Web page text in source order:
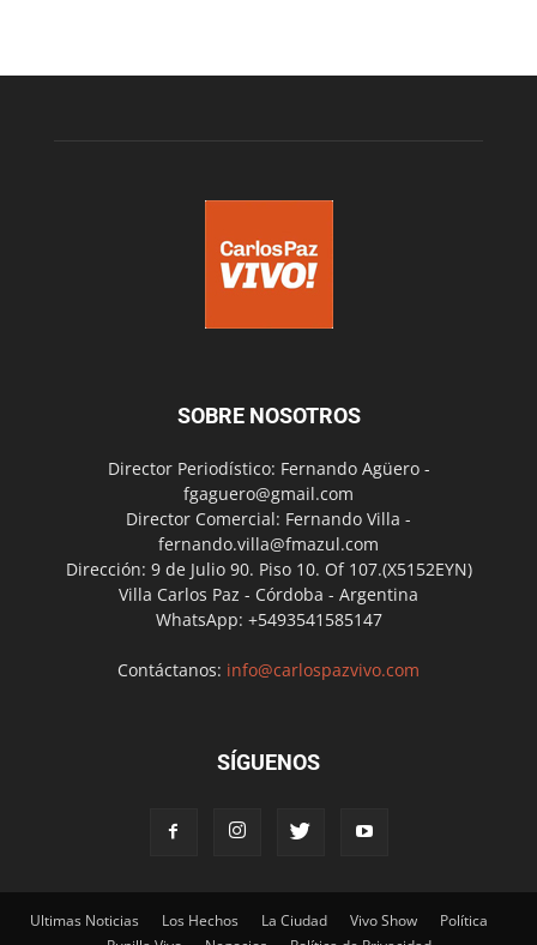
SOBRE NOSOTROS
Director Periodístico: Fernando Agüero -
fgaguero@gmail.com
Director Comercial: Fernando Villa -
fernando.villa@fmazul.com
Dirección: 9 de Julio 90. Piso 10. Of 107.(X5152EYN)
Villa Carlos Paz - Córdoba - Argentina
WhatsApp: +5493541585147
Contáctanos: info@carlospazvivo.com
SÍGUENOS
Ultimas Noticias Los Hechos La Ciudad Vivo Show
Política